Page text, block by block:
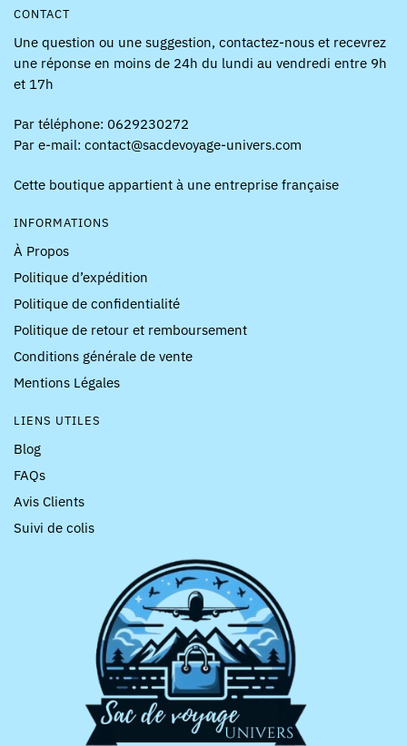
CONTACT
Une question ou une suggestion, contactez-nous et recevrez
une réponse en moins de 24h du lundi au vendredi entre 9h
et 17h
Par téléphone: 0629230272
Par e-mail: contact@sacdevoyage-univers.com
Cette boutique appartient à une entreprise française
INFORMATIONS
À Propos
Politique d’expédition
Politique de confidentialité
Politique de retour et remboursement
Conditions générale de vente
Mentions Légales
LIENS UTILES
Blog
FAQs
Avis Clients
Suivi de colis